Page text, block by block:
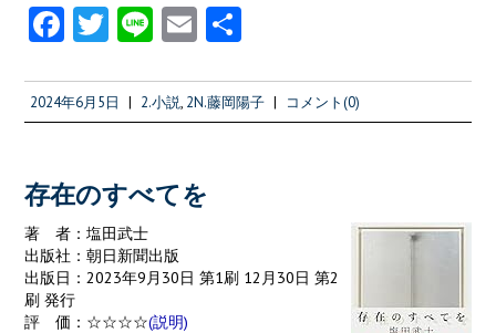
Fa
b
o
k
T
itt
er
Li
e
E
ai
l
2024年6月5日 | 2.小説, 2N.藤岡陽子 | コメント(0)
存在のすべてを
著 者：塩田武士
出版社：朝日新聞出版
出版日：2023年9月30日 第1刷 12月30日 第2
刷 発行
評 価：☆☆☆☆(説明)